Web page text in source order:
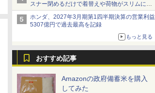
スナー閉めるだけで着替えや荷物がスリムにま
とまる
ホンダ、2027年3月期第1四半期決算の営業利益
5307億円で過去最高を記録
もっと見る
おすすめ記事
Amazonの政府備蓄米を購入
してみた